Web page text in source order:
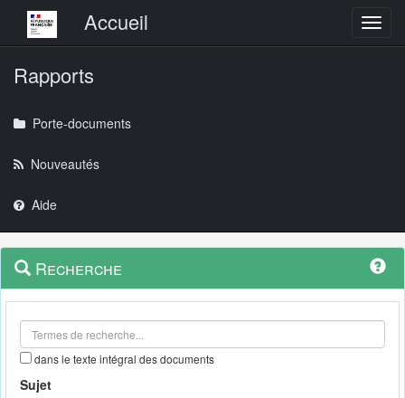
Menu principalAccueil
Rapports
Porte-documents
Nouveautés
Aide
Navigation
outils
Menu
contextuel
Recherche
dans le texte intégral des documents
Sujet